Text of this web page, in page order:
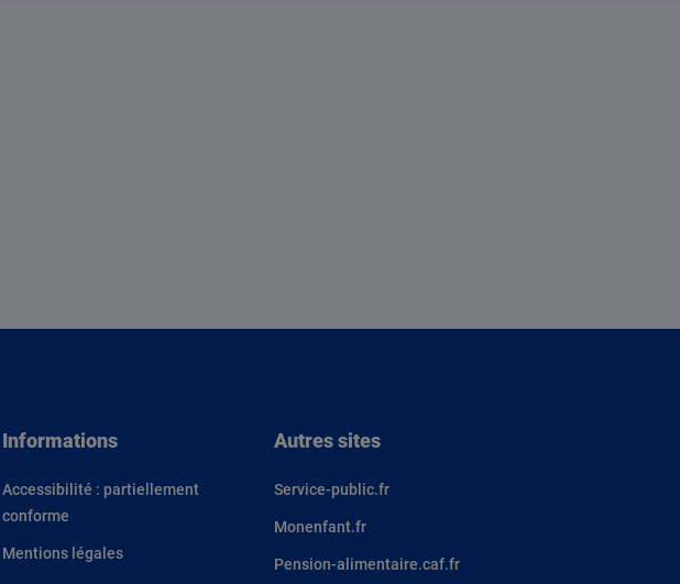
Informations
Accessibilité : partiellement
conforme
Mentions légales
Autres sites
Service-public.fr
Monenfant.fr
Pension-alimentaire.caf.fr